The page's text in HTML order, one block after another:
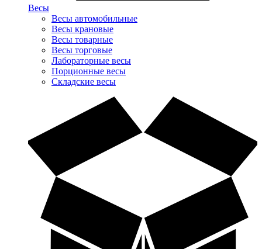
Весы
Весы автомобильные
Весы крановые
Весы товарные
Весы торговые
Лабораторные весы
Порционные весы
Складские весы